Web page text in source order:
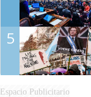
5
Espacio Publicitario